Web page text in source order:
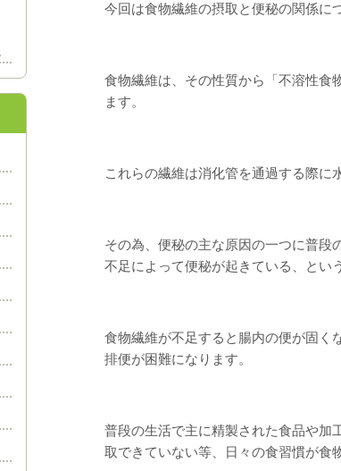
今回は食物繊維の摂取と便秘の関係に
食物繊維は、その性質から「不溶性食
ます。
これらの繊維は消化管を通過する際に
その為、便秘の主な原因の一つに普段
不足によって便秘が起きている、とい
食物繊維が不足すると腸内の便が固く
排便が困難になります。
普段の生活で主に精製された食品や加
取できていない等、日々の食習慣が食